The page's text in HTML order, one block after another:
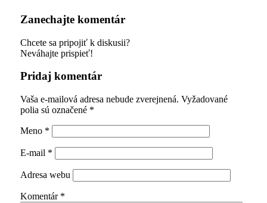
Zanechajte komentár
Chcete sa pripojiť k diskusii?
Neváhajte prispieť!
Pridaj komentár
Vaša e-mailová adresa nebude zverejnená. Vyžadované
polia sú označené *
Meno *
E-mail *
Adresa webu
Komentár *